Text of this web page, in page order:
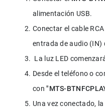
alimentación USB.
Conectar el cable
entrada de audio (IN)
La luz LED
Desde el teléfono o
con "MTS-
Una vez conectado,